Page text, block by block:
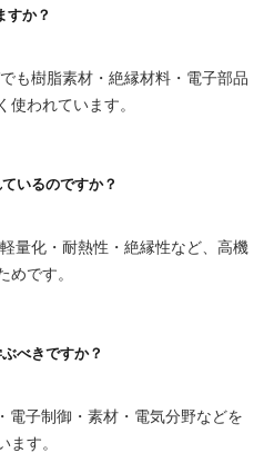
すか？
も樹脂素材・絶縁材料・電子部品
使われています。
いるのですか？
量化・耐熱性・絶縁性など、高機
めです。
べきですか？
電子制御・素材・電気分野などを
ます。